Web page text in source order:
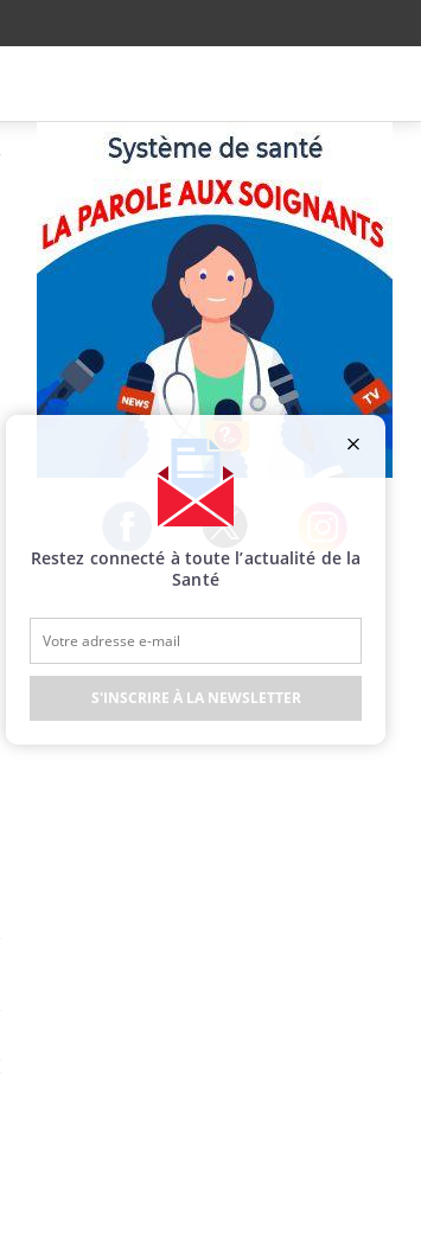
Facebook Twitter Instagram
Restez connecté à toute l’actualité de la
Santé
S'INSCRIRE À LA NEWSLETTER